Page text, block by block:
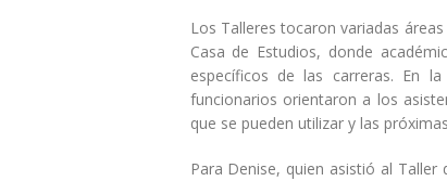
Los Talleres tocaron variadas
Casa de Estudios, donde
específicos de las carreras. En
funcionarios orientaron a los
que se pueden utilizar y las
Para Denise, quien asistió al Taller